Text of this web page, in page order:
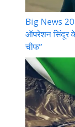
Big News
ऑपरेशन सिंदूर
चीफ”